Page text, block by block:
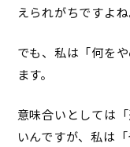
えられがちですよね
でも、私は「何を
ます。
意味合いとしては
いんですが、私は